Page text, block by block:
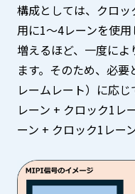
構成としては、クロ
用に1〜4レーンを使
増えるほど、一度に
ます。そのため、必
レームレート）に応
レーン + クロック1レ
ーン + クロック1レー